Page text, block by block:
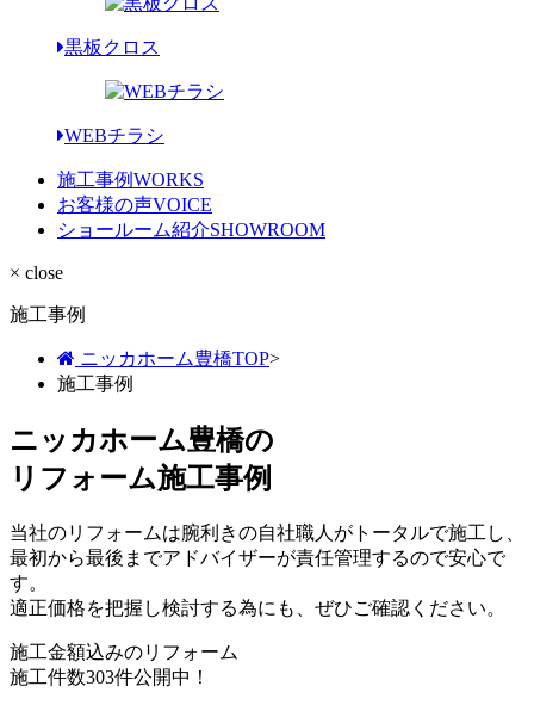
黒板クロス
WEBチラシ
施工事例WORKS
お客様の声VOICE
ショールーム紹介SHOWROOM
× close
施工事例
ニッカホーム豊橋TOP>
施工事例
ニッカホーム豊橋の
リフォーム施工事例
当社のリフォームは腕利きの自社職人がトータルで施工し、
最初から最後までアドバイザーが責任管理するので安心で
す。
適正価格を把握し検討する為にも、ぜひご確認ください。
施工金額込みのリフォーム
施工件数303件公開中！